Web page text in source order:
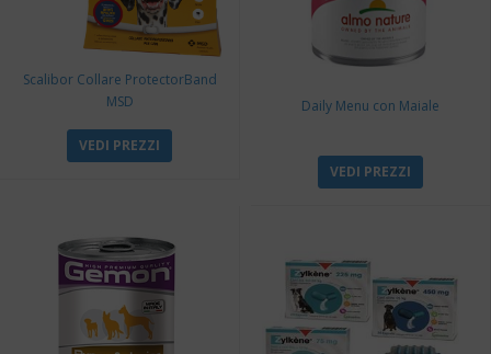
Scalibor Collare ProtectorBand
MSD
VEDI PREZZI
Daily Menu con Maiale
VEDI PREZZI